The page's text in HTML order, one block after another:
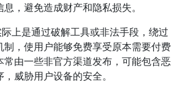
，避免造成财产和隐私损失。
际上是通过破解工具或非法手段，绕过
制，使用户能够免费享受原本需要付费
常由一些非官方渠道发布，可能包含恶
威胁用户设备的安全。